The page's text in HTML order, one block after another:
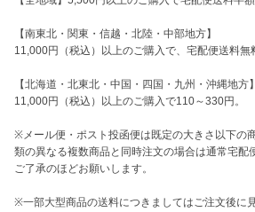
【南東北・関東・信越・北陸・中部地方】
11,000円（税込）以上のご購入で、宅配便送料無
【北海道・北東北・中国・四国・九州・沖縄地方】
11,000円（税込）以上のご購入で110～330円。
※メール便・ポスト投函便は既定の大きさ以下の
類の異なる複数商品と同時注文の場合は通常宅配
ご了承のほどお願いします。
※一部大型商品の送料につきましてはご注文後に